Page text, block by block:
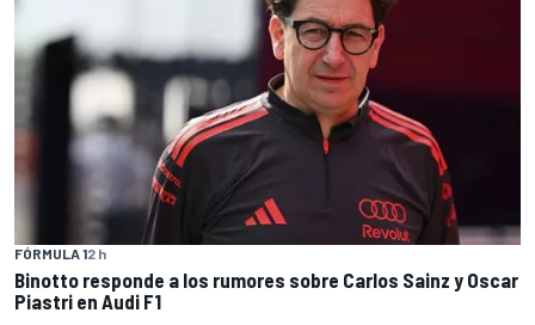
FÓRMULA 12 h
Binotto responde a los rumores sobre Carlos Sainz y Oscar
Piastri en Audi F1